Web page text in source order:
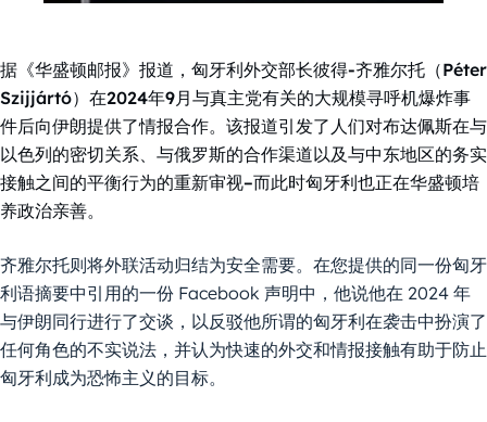
据《华盛顿邮报》报道，匈牙利外交部长彼得-齐雅尔托（Péter
Szijjártó）在2024年9月与真主党有关的大规模寻呼机爆炸事
件后向伊朗提供了情报合作。该报道引发了人们对布达佩斯在与
以色列的密切关系、与俄罗斯的合作渠道以及与中东地区的务实
接触之间的平衡行为的重新审视–而此时匈牙利也正在华盛顿培
养政治亲善。
齐雅尔托则将外联活动归结为安全需要。在您提供的同一份匈牙
利语摘要中引用的一份 Facebook 声明中，他说他在 2024 年
与伊朗同行进行了交谈，以反驳他所谓的匈牙利在袭击中扮演了
任何角色的不实说法，并认为快速的外交和情报接触有助于防止
匈牙利成为恐怖主义的目标。